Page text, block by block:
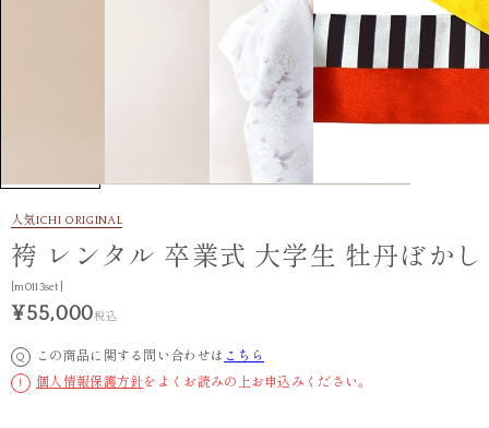
人気ICHI ORIGINAL
袴 レンタル 卒業式 大学生 牡丹ぼか
[m0113set]
¥55,000税込
Q この商品に関する問い合わせは こちら
! 個人情報保護方針をよくお読みの上お申込みください。